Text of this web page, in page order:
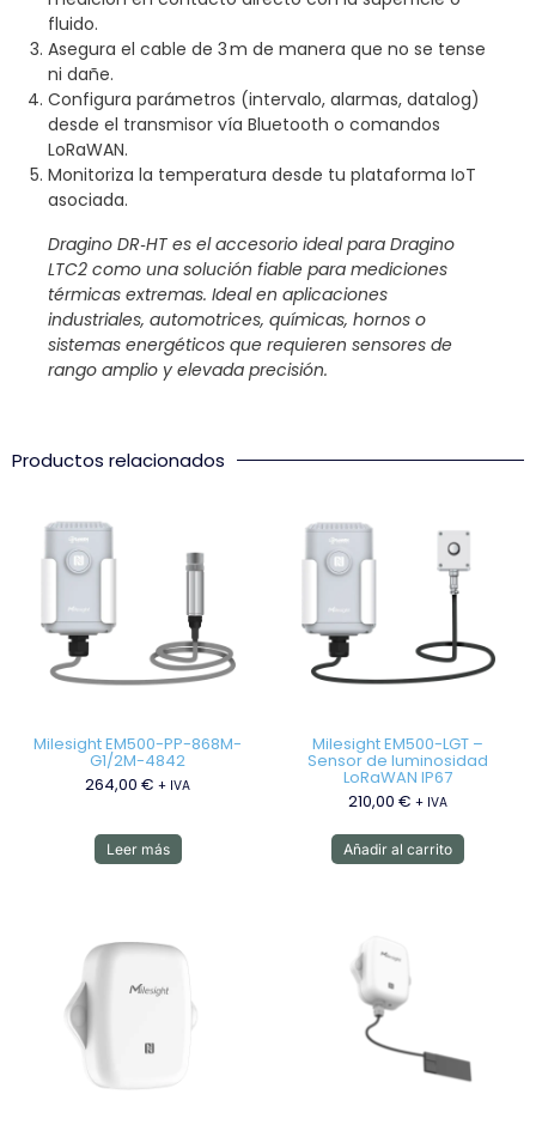
fluido.
Asegura el cable de 3 m de manera que no se tense
ni dañe.
Configura parámetros (intervalo, alarmas, datalog)
desde el transmisor vía Bluetooth o comandos
LoRaWAN.
Monitoriza la temperatura desde tu plataforma IoT
asociada.
Dragino DR‑HT es el accesorio ideal para Dragino
LTC2 como una solución fiable para mediciones
térmicas extremas. Ideal en aplicaciones
industriales, automotrices, químicas, hornos o
sistemas energéticos que requieren sensores de
rango amplio y elevada precisión.
Productos relacionados
Milesight EM500-PP-868M-
G1/2M-4842
264,00€ + IVA
Leer más
Milesight EM500-LGT –
Sensor de luminosidad
LoRaWAN IP67
210,00€ + IVA
Añadir al carrito